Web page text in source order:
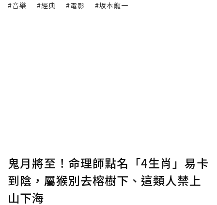
#音樂 #經典 #電影 #坂本龍一
鬼月將至！命理師點名「4生肖」易卡
到陰，屬猴別去榕樹下、這類人禁上
山下海